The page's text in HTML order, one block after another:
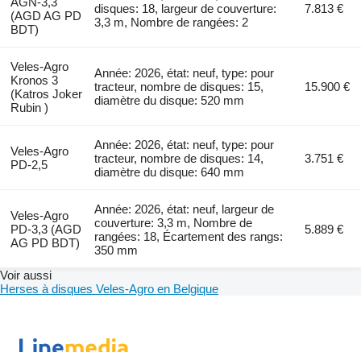
(AGD AG PD
BDT)
disques: 18, largeur de couverture:
3,3 m, Nombre de rangées: 2
7.813 €
Veles-Agro
Kronos 3
(Katros Joker
Rubin )
Année: 2026, état: neuf, type: pour
tracteur, nombre de disques: 15,
diamètre du disque: 520 mm
15.900 €
Veles-Agro
PD-2,5
Année: 2026, état: neuf, type: pour
tracteur, nombre de disques: 14,
diamètre du disque: 640 mm
3.751 €
Veles-Agro
PD-3,3 (AGD
AG PD BDT)
Année: 2026, état: neuf, largeur de
couverture: 3,3 m, Nombre de
rangées: 18, Écartement des rangs:
350 mm
5.889 €
Voir aussi
Herses à disques Veles-Agro en Belgique